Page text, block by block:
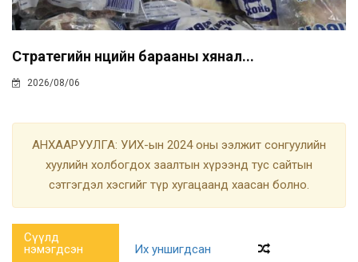
Стратегийн нөөцийн барааны хянал...
2026/08/06
АНХААРУУЛГА: УИХ-ын 2024 оны ээлжит сонгуулийн
хуулийн холбогдох заалтын хүрээнд тус сайтын
сэтгэгдэл хэсгийг түр хугацаанд хаасан болно.
Сүүлд
нэмэгдсэн
Их уншигдсан